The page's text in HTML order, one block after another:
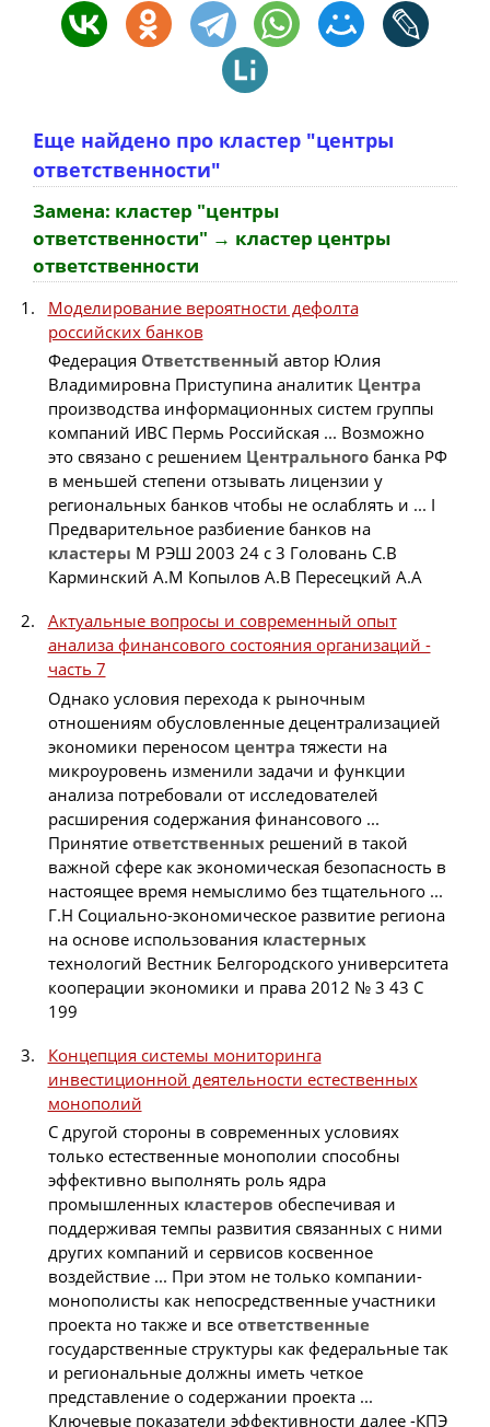
Еще найдено про кластер "центры
ответственности"
Замена: кластер "центры
ответственности" → кластер центры
ответственности
Моделирование вероятности дефолта
российских банков
Федерация Ответственный автор Юлия
Владимировна Приступина аналитик Центра
производства информационных систем группы
компаний ИВС Пермь Российская ... Возможно
это связано с решением Центральногобанка РФ
в меньшей степени отзывать лицензии у
региональных банков чтобы не ослаблять и ... I
Предварительное разбиение банков на
кластеры М РЭШ 2003 24 с 3 Головань С.В
Карминский А.М Копылов А.В Пересецкий А.А
Актуальные вопросы и современный опыт
анализа финансового состояния организаций -
часть 7
Однако условия перехода к рыночным
отношениям обусловленные децентрализацией
экономики переносом центра тяжести на
микроуровень изменили задачи и функции
анализа потребовали от исследователей
расширения содержания финансового ...
Принятие ответственныхрешений в такой
важной сфере как экономическая безопасность в
настоящее время немыслимо без тщательного ...
Г.Н Социально-экономическое развитие региона
на основе использования кластерных
технологий Вестник Белгородского университета
кооперации экономики и права 2012 № 3 43 С
199
Концепция системы мониторинга
инвестиционной деятельности естественных
монополий
С другой стороны в современных условиях
только естественные монополии способны
эффективно выполнять роль ядра
промышленных кластеров обеспечивая и
поддерживая темпы развития связанных с ними
других компаний и сервисов косвенное
воздействие ... При этом не только компании-
монополисты как непосредственные участники
проекта но также и все ответственные
государственные структуры как федеральные так
и региональные должны иметь четкое
представление о содержании проекта ...
Ключевые показатели эффективности далее -КПЭ